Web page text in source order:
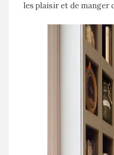
les plaisir et de manger